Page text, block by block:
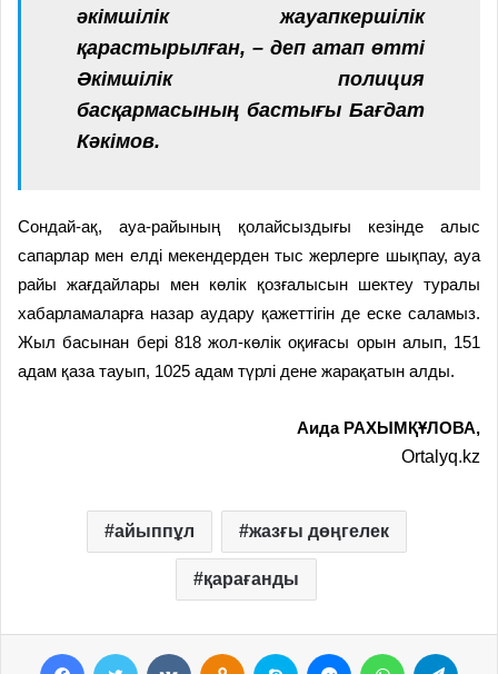
әкімшілік жауапкершілік
қарастырылған, – деп атап өтті
Әкімшілік полиция
басқармасының бастығы Бағдат
Кәкімов.
Сондай-ақ, ауа-райының қолайсыздығы кезінде алыс
сапарлар мен елді мекендерден тыс жерлерге шықпау, ауа
райы жағдайлары мен көлік қозғалысын шектеу туралы
хабарламаларға назар аудару қажеттігін де еске саламыз.
Жыл басынан бері 818 жол-көлік оқиғасы орын алып, 151
адам қаза тауып, 1025 адам түрлі дене жарақатын алды.
Аида РАХЫМҚҰЛОВА,
Ortalyq.kz
айыппұл жазғы дөңгелек
қарағанды